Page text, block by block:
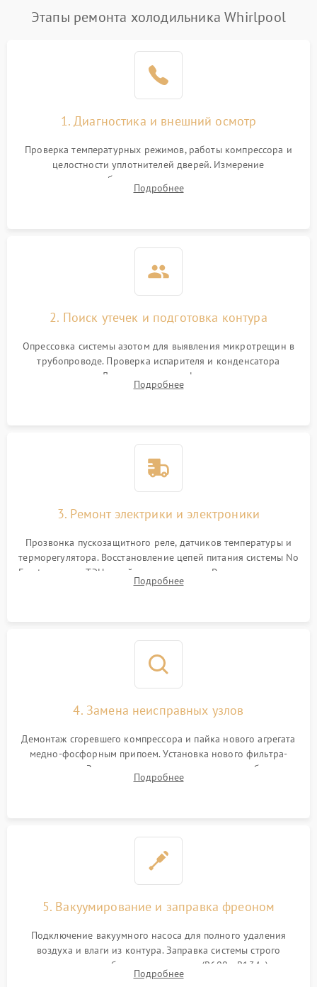
Поломка системы No Frost 2600 ₽ Подробнее →
работе
2000 ₽ Подробнее →
1000 ₽
1800 ₽
Этапы ремонта холодильника Whirlpool
1. Диагностика и внешний осмотр
Проверка температурных режимов, работы компрессора и
целостности уплотнителей дверей. Измерение
сопротивления обмоток мотора, проверка термостата и
считывание кодов ошибок с электронного дисплея.
Подробнее
2. Поиск утечек и подготовка контура
Опрессовка системы азотом для выявления микротрещин в
трубопроводе. Проверка испарителя и конденсатора
течеискателем. Демонтаж старого фильтра-осушителя и
продувка капиллярной трубки для устранения засоров.
Подробнее
3. Ремонт электрики и электроники
Прозвонка пускозащитного реле, датчиков температуры и
терморегулятора. Восстановление цепей питания системы No
Frost, включая ТЭН оттайки и вентилятор. Ремонт или замена
платы управления при сбоях алгоритмов.
Подробнее
4. Замена неисправных узлов
Демонтаж сгоревшего компрессора и пайка нового агрегата
медно-фосфорным припоем. Установка нового фильтра-
осушителя. Замена изношенных вентиляторов обдува,
сломанных заслонок или поврежденных дверных петель.
Подробнее
5. Вакуумирование и заправка фреоном
Подключение вакуумного насоса для полного удаления
воздуха и влаги из контура. Заправка системы строго
дозированным объемом хладагента (R600a, R134a) по
электронным весам. Контроль рабочего давления в системе.
Подробнее